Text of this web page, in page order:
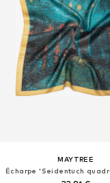
MAYTREE